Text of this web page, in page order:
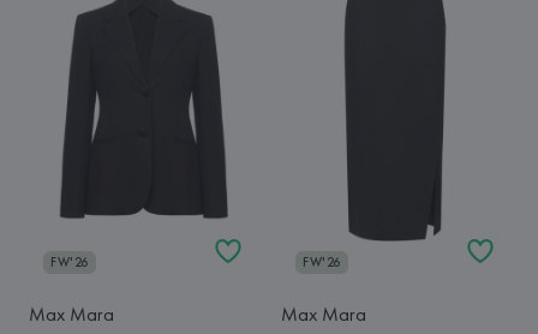
FW'26
Max Mara
FW'26
Max Mara